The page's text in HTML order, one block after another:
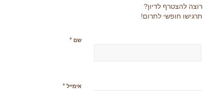
רוצה להצטרף לדיון?
תרגישו חופשי לתרום!
שם *
אימייל *